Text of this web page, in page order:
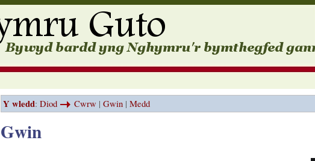
Y wledd: Diod Cwrw | Gwin | Medd
Gwin